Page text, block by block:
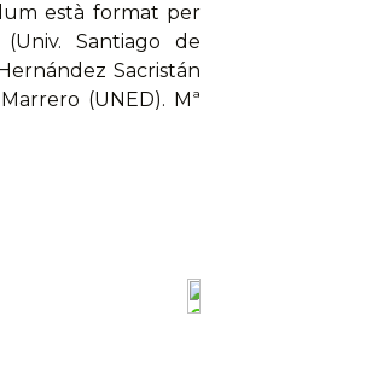
està format per
Santiago de
Sacristán
(UNED). Mª